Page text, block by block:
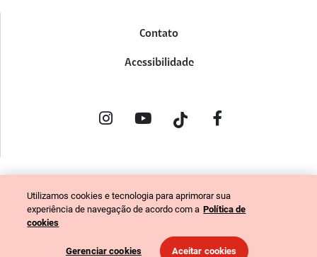
Contato
Acessibilidade
PORTAL DE DENÚNCIAS
CÓDIGO DE ÉTICA (COLABORADORES)
Utilizamos cookies e tecnologia para aprimorar sua
experiência de navegação de acordo com a Política de
cookies
Gerenciar cookies Aceitar cookies